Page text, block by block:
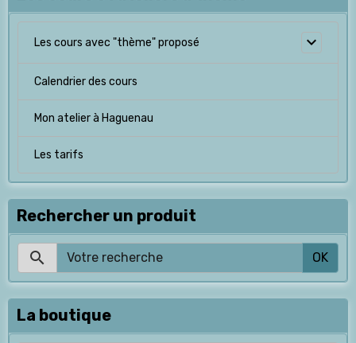
Les cours avec "thème" proposé
Calendrier des cours
Mon atelier à Haguenau
Les tarifs
Rechercher un produit
OK
La boutique